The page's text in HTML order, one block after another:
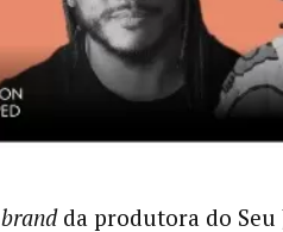
brandda produtora do Seu